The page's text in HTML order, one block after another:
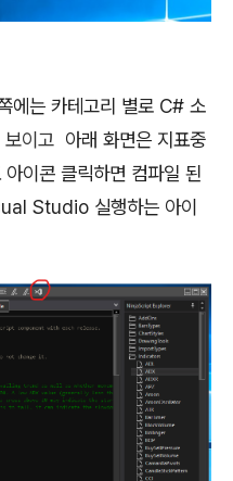
에는 카테고리 별로 C# 소
이고 아래 화면은 지표중
이콘 클릭하면 컴파일 된
Studio 실행하는 아이